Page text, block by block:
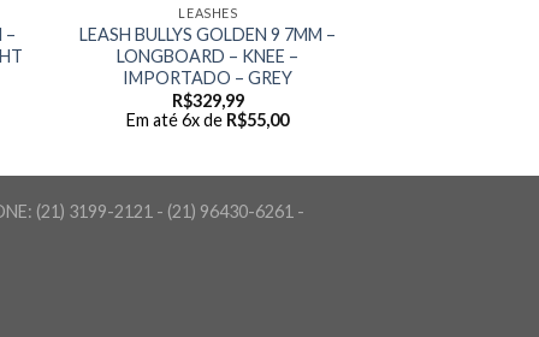
–
LEASHES
LEASH BULLYS GOLDEN 9 7MM –
LONGBOARD – KNEE –
IMPORTADO – GREY
R$329,99
Em até 6x de R$55,00
(21) 3199-2121 - (21) 96430-6261 -